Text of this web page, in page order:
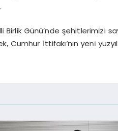
Birlik Günü’nde şehitlerimizi
Cumhur İttifakı’nın yeni